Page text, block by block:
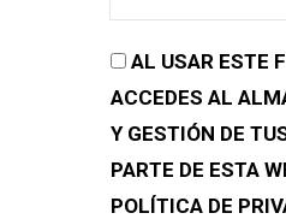
AL USAR ESTE
ACCEDES AL
Y GESTIÓN DE
PARTE DE ESTA
POLÍTICA DE